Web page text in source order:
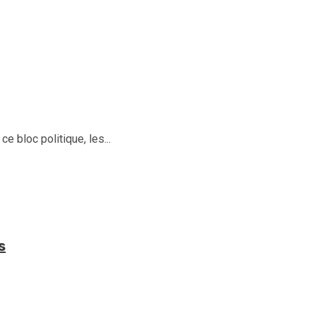
bloc politique, les...